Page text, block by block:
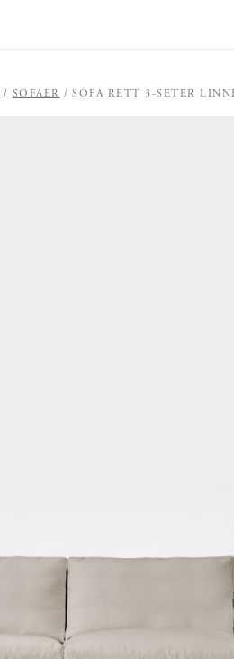
SOFAER SOFA RETT 3-SETER